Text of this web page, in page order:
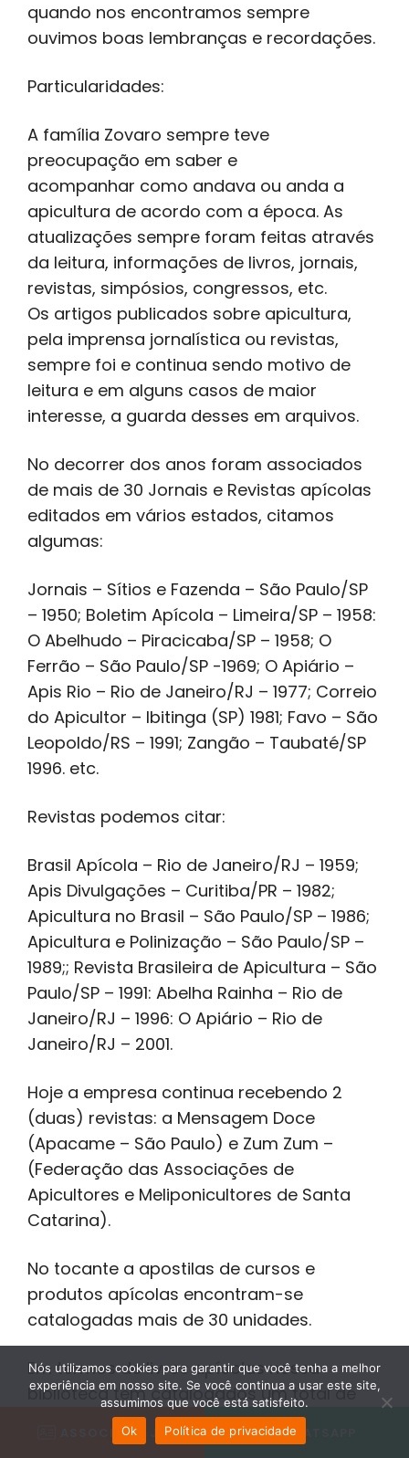
quando nos encontramos sempre
ouvimos boas lembranças e recordações.
Particularidades:
A família Zovaro sempre teve
preocupação em saber e
acompanhar como andava ou anda a
apicultura de acordo com a época. As
atualizações sempre foram feitas através
da leitura, informações de livros, jornais,
revistas, simpósios, congressos, etc.
Os artigos publicados sobre apicultura,
pela imprensa jornalística ou revistas,
sempre foi e continua sendo motivo de
leitura e em alguns casos de maior
interesse, a guarda desses em arquivos.
No decorrer dos anos foram associados
de mais de 30 Jornais e Revistas apícolas
editados em vários estados, citamos
algumas:
Jornais – Sítios e Fazenda – São Paulo/SP
– 1950; Boletim Apícola – Limeira/SP – 1958:
O Abelhudo – Piracicaba/SP – 1958; O
Ferrão – São Paulo/SP -1969; O Apiário –
Apis Rio – Rio de Janeiro/RJ – 1977; Correio
do Apicultor – Ibitinga (SP) 1981; Favo – São
Leopoldo/RS – 1991; Zangão – Taubaté/SP
1996. etc.
Revistas podemos citar:
Brasil Apícola – Rio de Janeiro/RJ – 1959;
Apis Divulgações – Curitiba/PR – 1982;
Apicultura no Brasil – São Paulo/SP – 1986;
Apicultura e Polinização – São Paulo/SP –
1989;; Revista Brasileira de Apicultura – São
Paulo/SP – 1991: Abelha Rainha – Rio de
Janeiro/RJ – 1996: O Apiário – Rio de
Janeiro/RJ – 2001.
Hoje a empresa continua recebendo 2
(duas) revistas: a Mensagem Doce
(Apacame – São Paulo) e Zum Zum –
(Federação das Associações de
Apicultores e Meliponicultores de Santa
Catarina).
No tocante a apostilas de cursos e
produtos apícolas encontram-se
catalogadas mais de 30 unidades.
Em termos de livros apícolas nossa
biblioteca tem catalogados um total de
234 (duzentos e trinta e quatro), somente
de apicultura editados no Brasil, Argentina,
WHATSAPP
ASSOCIE-SE JÁ
Nós utilizamos cookies para garantir que você tenha a melhor
experiência em nosso site. Se você continua a usar este site,
assumimos que você está satisfeito.
Ok
Política de privacidade